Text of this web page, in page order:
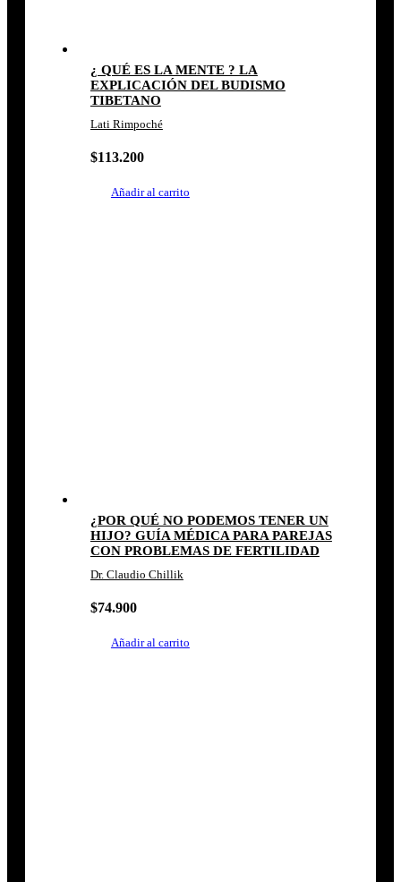
¿ QUÉ ES LA MENTE ? LA
EXPLICACIÓN DEL BUDISMO
TIBETANO
Lati Rimpoché
$113.200
Añadir al carrito
¿POR QUÉ NO PODEMOS TENER UN
HIJO? GUÍA MÉDICA PARA PAREJAS
CON PROBLEMAS DE FERTILIDAD
Dr. Claudio Chillik
$74.900
Añadir al carrito